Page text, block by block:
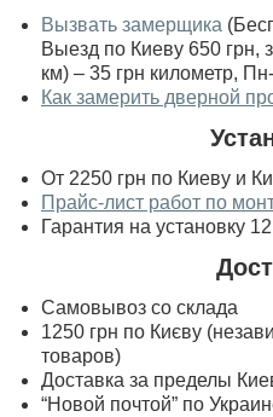
Вызвать замерщика
Выезд по Киеву 650 грн,
км) – 35 грн километр,
Как замерить дверной
От 2250 грн по Киеву и
Прайс-лист работ по
Гарантия на установку
Самовывоз со склада
1250 грн по Києву
товаров)
Доставка за пределы
“Новой почтой” по